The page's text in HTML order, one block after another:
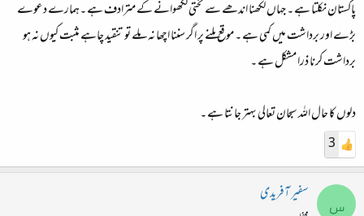
پاکستان نکلتا ہے ۔ جہاں لکھنا اندھے سے تختی لکھوانے کے مترادف ہے ۔ہمارے دعوے
بڑے اور برداشت میں کمی ہے ۔ موقع ملنے پر اگر سننا اچھا نہ ملے تو تنقید چاہے مثبت کیوں نہ ہو
برداشت کرنا ذرا مشکل ہے ۔
دلوں کا حال اللہ سبحان تعالی بہتر جانتا ہے ۔
3
س سفیر آفریدی